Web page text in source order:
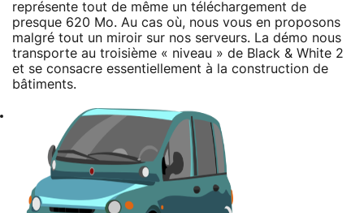
représente tout de même un téléchargement de
presque 620 Mo. Au cas où, nous vous en proposons
malgré tout un miroir sur nos serveurs. La démo nous
transporte au troisième « niveau » de Black & White 2
et se consacre essentiellement à la construction de
bâtiments.